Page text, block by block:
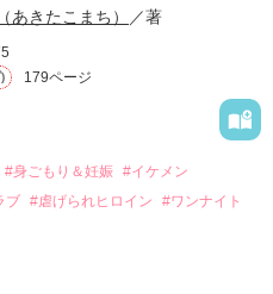
ていた美桜。
二人の関係は壊れてしまう。
両親の離婚によって
れ離れになった。
いと思っていた哲平に
った。
哲平は
あきたこまち） ／著
179ページ
#身ごもり＆妊娠 #イケメン
ブ #虐げられヒロイン
#ワンナイト